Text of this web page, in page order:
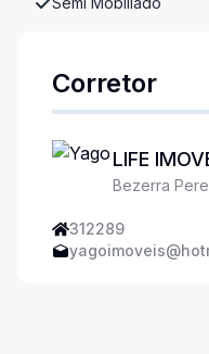
Corretor
LIFE
Bezerra
312289